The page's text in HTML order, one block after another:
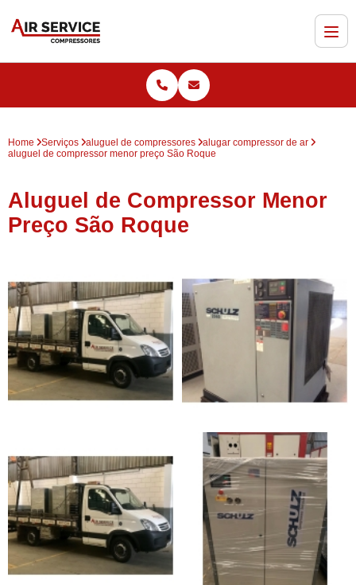
Home Serviços aluguel de compressores
alugar compressor de ar
aluguel de compressor menor preço São Roque
Aluguel de Compressor Menor
Preço São Roque